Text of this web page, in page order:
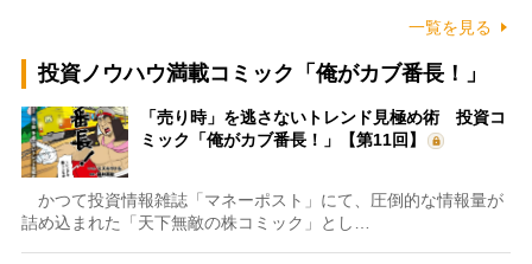
一覧を見る
投資ノウハウ満載コミック「俺がカブ番長！」
「売り時」を逃さないトレンド見極め術 投資コ
ミック「俺がカブ番長！」【第11回】
かつて投資情報雑誌「マネーポスト」にて、圧倒的な情報量が
詰め込まれた「天下無敵の株コミック」とし…